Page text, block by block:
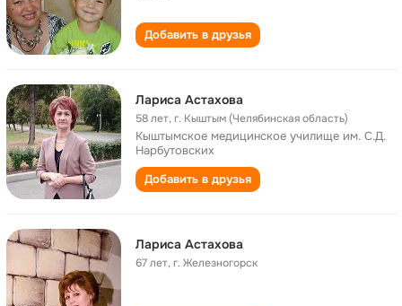
Добавить в друзья
Лариса Астахова
58 лет,г. Кыштым (Челябинская область)
Кыштымское медицинское училище им. С.Д.
Нарбутовских
Добавить в друзья
Лариса Астахова
67 лет,г. Железногорск